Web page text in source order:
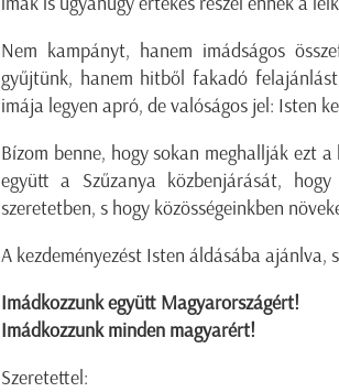
Nem kampányt, hanem imádságos
gyűjtünk, hanem hitből fakadó
imája legyen apró, de valóságos jel: Isten
Bízom benne, hogy sokan meghallják ezt
együtt a Szűzanya közbenjárását,
szeretetben, s hogy közösségeinkben
A kezdeményezést Isten áldásába
Imádkozzunk együtt Magyarországért!
Imádkozzunk minden magyarért!
Szeretettel: